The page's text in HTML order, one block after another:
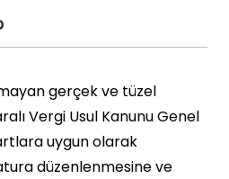
gerçek ve tüzel
Vergi Usul Kanunu Genel
uygun olarak
düzenlenmesine ve